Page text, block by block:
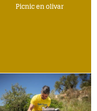
Picnic en olivar